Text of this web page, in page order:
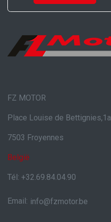
FZ MOTOR
Place Louise de Bettignies,1a
7503 Froyennes
België
Tél: +32.69.84.04.90
Email: info@fzmotor.be